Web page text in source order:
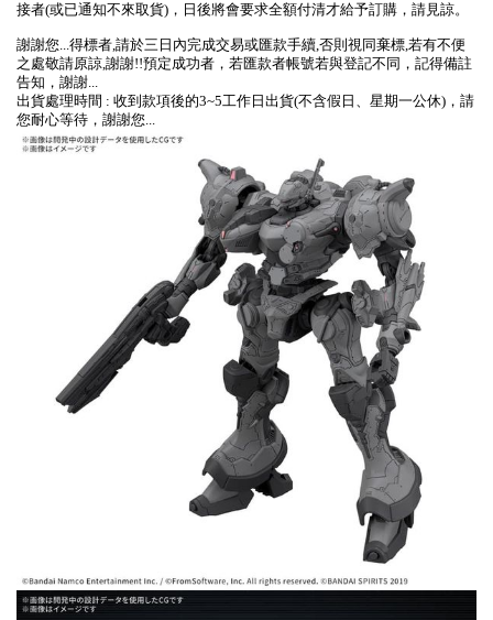
接者(或已通知不來取貨)，日後將會要求全額付清才給予訂購，請見諒。
謝謝您...得標者,請於三日內完成交易或匯款手續,否則視同棄標,若有不便
之處敬請原諒,謝謝!!預定成功者，若匯款者帳號若與登記不同，記得備註
告知，謝謝...
出貨處理時間 : 收到款項後的3~5工作日出貨(不含假日、星期一公休)，請
您耐心等待，謝謝您...